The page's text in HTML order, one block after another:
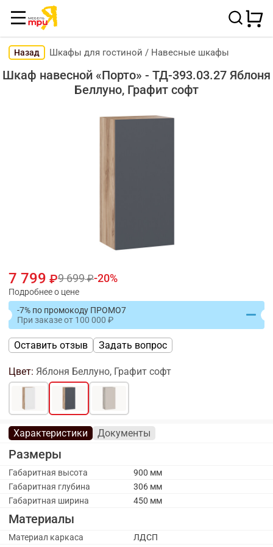
Назад Шкафы для гостиной / Навесные шкафы
Шкаф навесной «Порто» - ТД-393.03.27 Яблоня
Беллуно, Графит софт
7 799 9 699 20
Подробнее о цене
-7% по промокоду ПРОМО7
При заказеот 100 000
Оставить отзыв Задать вопрос
Цвет: Яблоня Беллуно, Графит софт
Характеристики Документы
Размеры
Габаритная высота
900 мм
Габаритная глубина
306 мм
Габаритная ширина
450 мм
Материалы
Материал каркаса
ЛДСП